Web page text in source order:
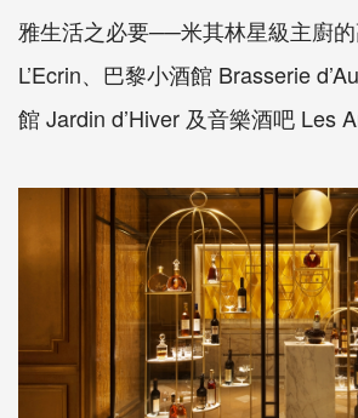
雅生活之必要──米其林星級主廚
L’Ecrin、巴黎小酒館 Brasserie
館 Jardin d’Hiver 及音樂酒吧 Les